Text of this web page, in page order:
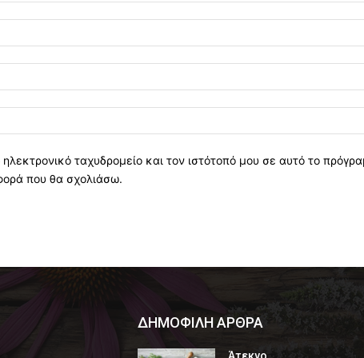
ταχυδρομείο και τον ιστότοπό μου σε αυτό το
που θα σχολιάσω.
ΔΗΜΟΦΙΛΗ ΑΡΘΡΑ